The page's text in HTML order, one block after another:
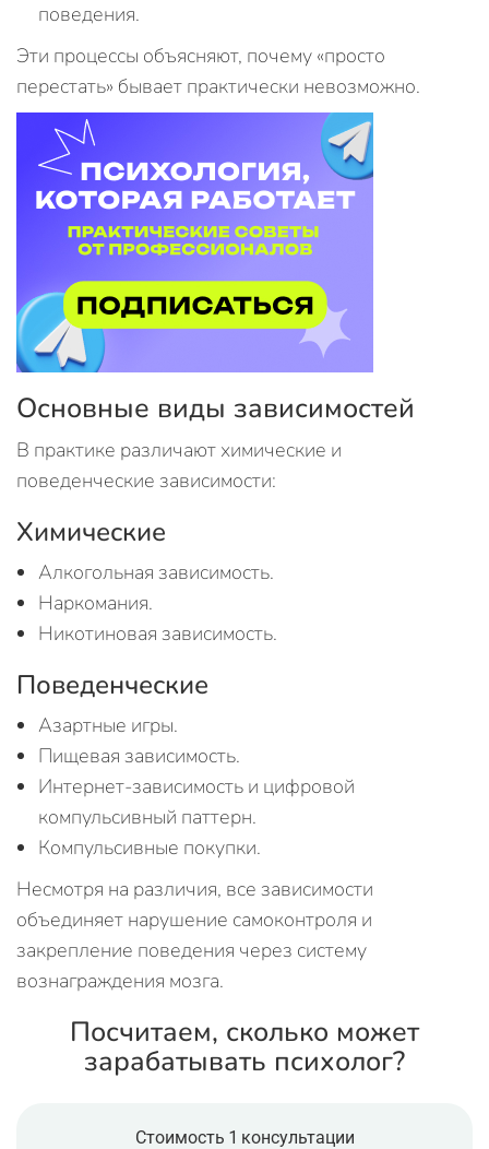
поведения.
Эти процессы объясняют, почему «просто
перестать» бывает практически невозможно.
Основные виды зависимостей
В практике различают химические и
поведенческие зависимости:
Химические
Алкогольная зависимость.
Наркомания.
Никотиновая зависимость.
Поведенческие
Азартные игры.
Пищевая зависимость.
Интернет-зависимость и цифровой
компульсивный паттерн.
Компульсивные покупки.
Несмотря на различия, все зависимости
объединяет нарушение самоконтроля и
закрепление поведения через систему
вознаграждения мозга.
Посчитаем, сколько может
зарабатывать психолог?
Стоимость 1 консультации